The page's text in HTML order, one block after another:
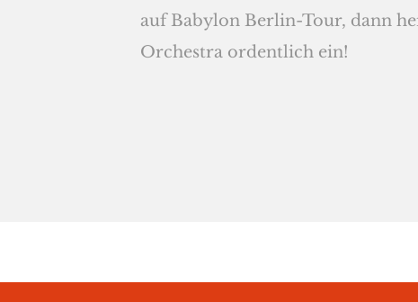
auf Babylon Berlin-Tour, dann
Orchestra ordentlich ein!